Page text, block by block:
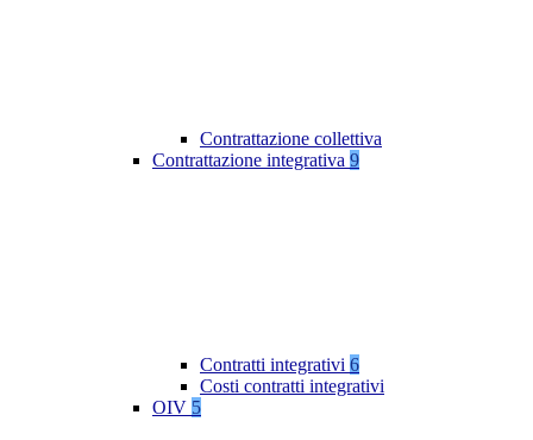
Contrattazione collettiva
Contrattazione integrativa 9
Contratti integrativi 6
Costi contratti integrativi
OIV 5